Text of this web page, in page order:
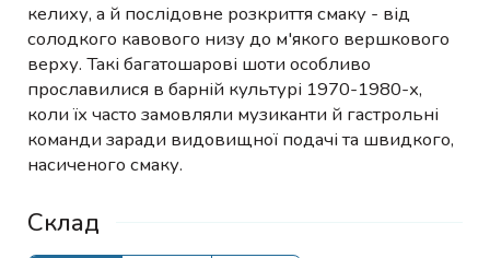
келиху, а й послідовне розкриття смаку - від
солодкого кавового низу до м'якого вершкового
верху. Такі багатошарові шоти особливо
прославилися в барній культурі 1970-1980-х,
коли їх часто замовляли музиканти й гастрольні
команди заради видовищної подачі та швидкого,
насиченого смаку.
Склад